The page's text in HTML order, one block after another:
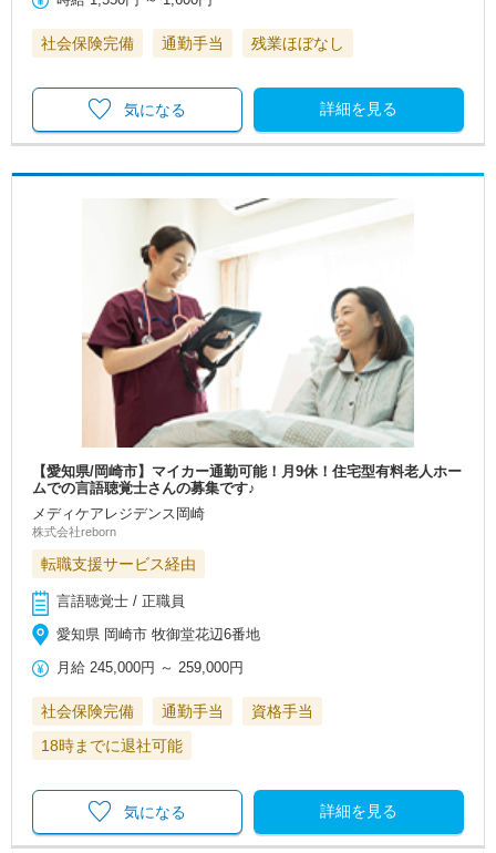
社会保険完備 通勤手当 残業ほぼなし
詳細を見る
気になる
【愛知県/岡崎市】マイカー通勤可能！月9休！住宅型有料老人ホー
ムでの言語聴覚士さんの募集です♪
メディケアレジデンス岡崎
株式会社reborn
転職支援サービス経由
言語聴覚士 / 正職員
愛知県 岡崎市 牧御堂花辺6番地
月給 245,000円 ～259,000円
社会保険完備 通勤手当
資格手当
18時までに退社可能
詳細を見る
気になる